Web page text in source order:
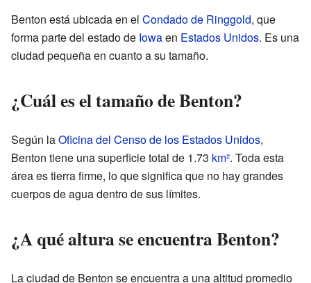
Benton está ubicada en el Condado de Ringgold, que
forma parte del estado de Iowaen Estados Unidos. Es una
ciudad pequeña en cuanto a su tamaño.
¿Cuál es el tamaño de Benton?
Según laOficina del Censo de los Estados Unidos,
Benton tiene una superficie total de 1.73 km². Toda esta
área es tierra firme, lo que significa que no hay grandes
cuerpos de agua dentro de sus límites.
¿A qué altura se encuentra Benton?
La ciudad de Benton se encuentra a una altitud promedio